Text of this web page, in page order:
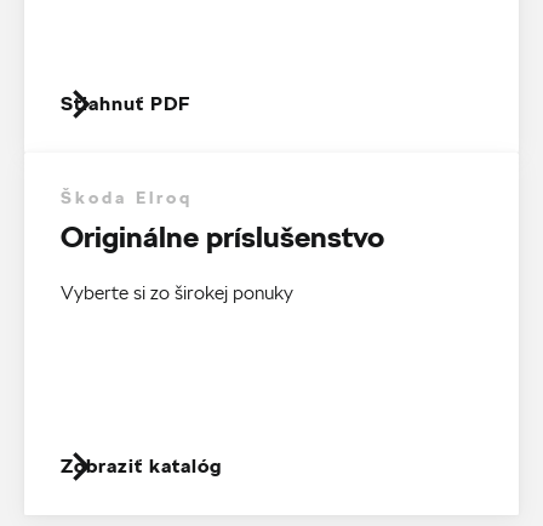
Stiahnuť PDF
Škoda Elroq
Originálne príslušenstvo
Vyberte si zo širokej ponuky
Zobraziť katalóg